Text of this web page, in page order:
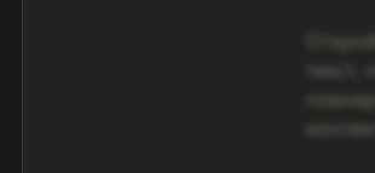
текст,